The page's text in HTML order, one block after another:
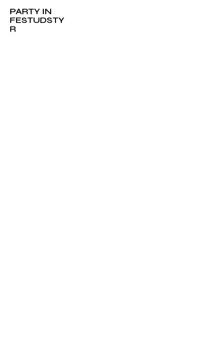
PARTY IN
FESTUDSTY
R